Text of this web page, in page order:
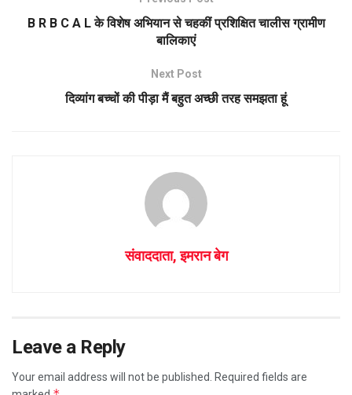
B R B C A L के विशेष अभियान से चहकीं प्रशिक्षित चालीस ग्रामीण
बालिकाएं
Next Post
दिव्यांग बच्चों की पीड़ा मैं बहुत अच्छी तरह समझता हूं
संवाददाता, इमरान बेग
Leave a Reply
Your email address will not be published. Required fields are